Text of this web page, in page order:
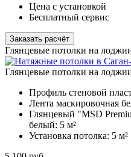
Цена с установкой
Бесплатный сервис
Заказать расчёт
Глянцевые потолки на
Глянцевые потолки на
Профиль стеновой
Лента маскировочная
Глянцевый "MSD
белый: 5 м²
Установка потолка: 5 м²